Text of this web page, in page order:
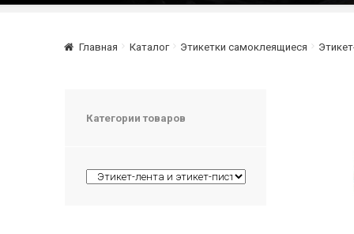
Главная Каталог Этикетки самоклеящиеся
Категории товаров